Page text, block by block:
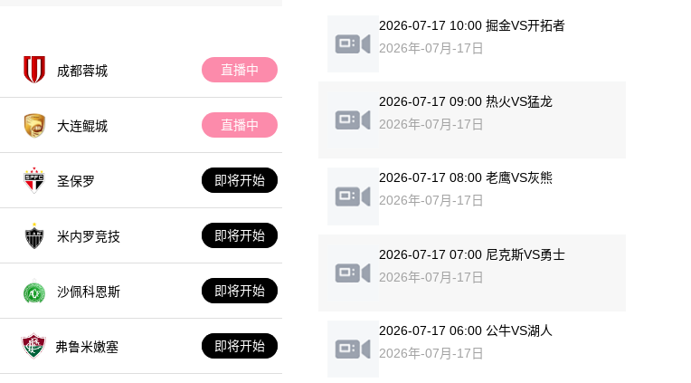
成都蓉城 直播中
大连鲲城 直播中
圣保罗 即将开始
米内罗竞技 即将开始
沙佩科恩斯 即将开始
弗鲁米嫩塞 即将开始
2026-07-17 10:00 掘金VS开拓者
2026年-07月-17日
2026-07-17 09:00 热火VS猛龙
2026年-07月-17日
2026-07-17 08:00 老鹰VS灰熊
2026年-07月-17日
2026-07-17 07:00 尼克斯VS勇士
2026年-07月-17日
2026-07-17 06:00 公牛VS湖人
2026年-07月-17日